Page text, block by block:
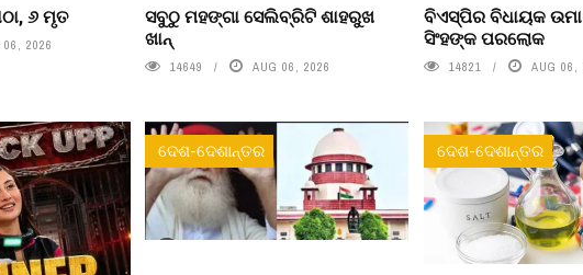
୬ ମୃତ
06, 2026
ସବୁଠୁ ମହଙ୍ଗା ସେଲିବ୍ରିଟି ଶାହରୁଖ
ଖାନ୍
14649 AUG 06, 2026
ବିଏସ୍‌ପିର ବିଧାୟକ
ସିଂହଙ୍କ ପରଲୋକ
14821 AUG 06,
ଦେଶ-ଦେଶାନ୍ତର ଦେଶ-ଦେଶାନ୍ତର